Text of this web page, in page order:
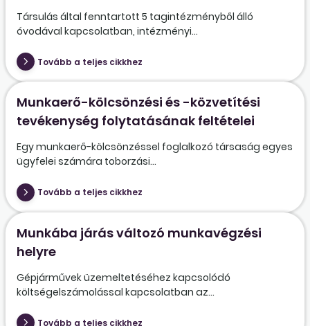
Társulás által fenntartott 5 tagintézményből álló
óvodával kapcsolatban, intézményi...
Tovább a teljes cikkhez
Munkaerő-kölcsönzési és -közvetítési
tevékenység folytatásának feltételei
Egy munkaerő-kölcsönzéssel foglalkozó társaság egyes
ügyfelei számára toborzási...
Tovább a teljes cikkhez
Munkába járás változó munkavégzési
helyre
Gépjárművek üzemeltetéséhez kapcsolódó
költségelszámolással kapcsolatban az...
Tovább a teljes cikkhez